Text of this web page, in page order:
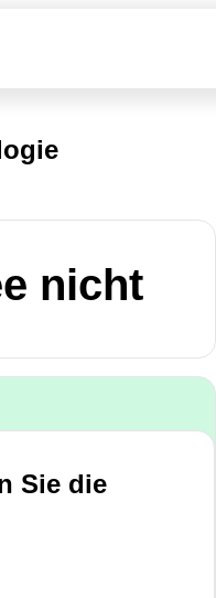
nicht
Sie die